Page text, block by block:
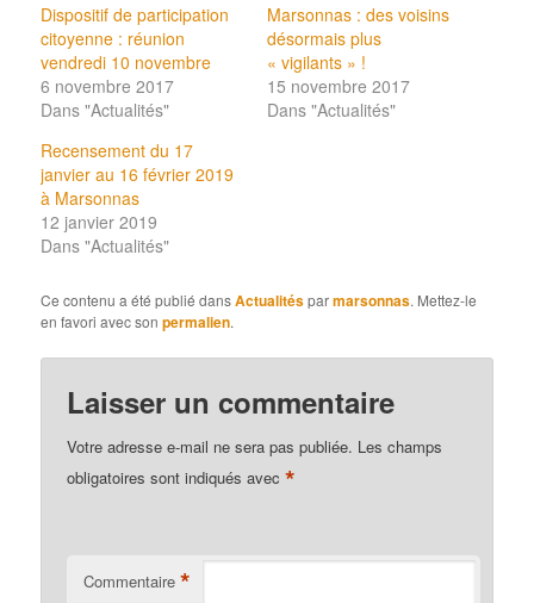
Dispositif de participation
citoyenne : réunion
vendredi 10 novembre
6 novembre 2017
Dans "Actualités"
Marsonnas : des voisins
désormais plus
« vigilants » !
15 novembre 2017
Dans "Actualités"
Recensement du 17
janvier au 16 février 2019
à Marsonnas
12 janvier 2019
Dans "Actualités"
Ce contenu a été publié dansActualitésparmarsonnas. Mettez-le
en favori avec sonpermalien.
Laisser un commentaire
Votre adresse e-mail ne sera pas publiée. Les champs
obligatoires sont indiqués avec*
Commentaire *